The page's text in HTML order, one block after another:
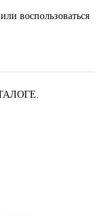
или воспользоваться